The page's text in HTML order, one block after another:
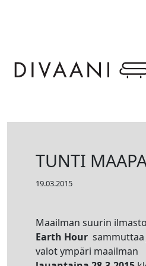
TUNTI
19.03.2015
Maailman suurin
Earth Hour
valot ympäri maailman